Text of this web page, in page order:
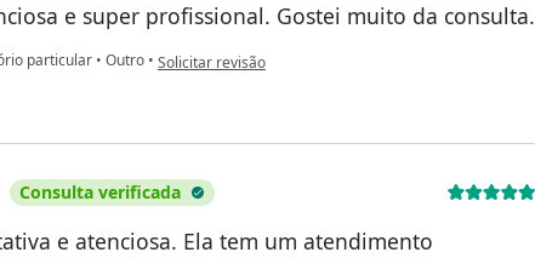
e super profissional. Gostei muito da consulta.
particular • Outro • na opinião do utilizador Sarah Stemler de Abreu.
Solicitar revisão
Consulta verificada
e atenciosa. Ela tem um atendimento